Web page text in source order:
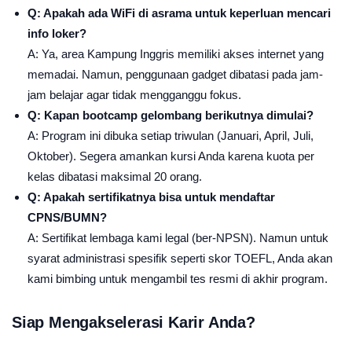
Q: Apakah ada WiFi di asrama untuk keperluan mencari
info loker?
A: Ya, area Kampung Inggris memiliki akses internet yang
memadai. Namun, penggunaan gadget dibatasi pada jam-
jam belajar agar tidak mengganggu fokus.
Q: Kapan bootcamp gelombang berikutnya dimulai?
A: Program ini dibuka setiap triwulan (Januari, April, Juli,
Oktober). Segera amankan kursi Anda karena kuota per
kelas dibatasi maksimal 20 orang.
Q: Apakah sertifikatnya bisa untuk mendaftar
CPNS/BUMN?
A: Sertifikat lembaga kami legal (ber-NPSN). Namun untuk
syarat administrasi spesifik seperti skor TOEFL, Anda akan
kami bimbing untuk mengambil tes resmi di akhir program.
Siap Mengakselerasi Karir Anda?